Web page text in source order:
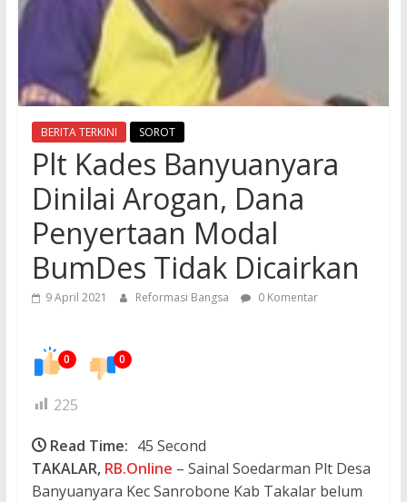
BERITA TERKINI SOROT
Plt Kades Banyuanyara
Dinilai Arogan, Dana
Penyertaan Modal
BumDes Tidak Dicairkan
9 April 2021 Reformasi Bangsa 0 Komentar
0 0
225
Read Time: 45 Second
TAKALAR, RB.Online – Sainal Soedarman Plt Desa
Banyuanyara Kec Sanrobone Kab Takalar belum